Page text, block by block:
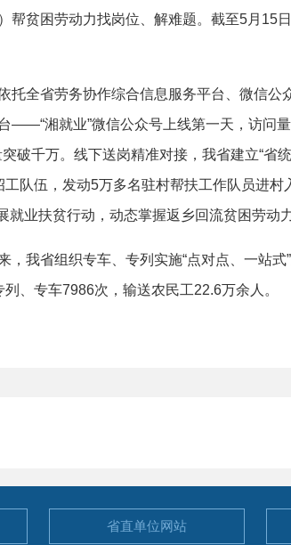
帮贫困劳动力找岗位、解难题。截至5月15
全省劳务协作综合信息服务平台、微信公
——“湘就业”微信公众号上线第一天，访问
破千万。线下送岗精准对接，我省建立“省
队伍，发动5万多名驻村帮扶工作队员进村
业扶贫行动，动态掌握返乡回流贫困劳动力
省组织专车、专列实施“点对点、一站式
、专车7986次，输送农民工22.6万余人。
省直单位网站